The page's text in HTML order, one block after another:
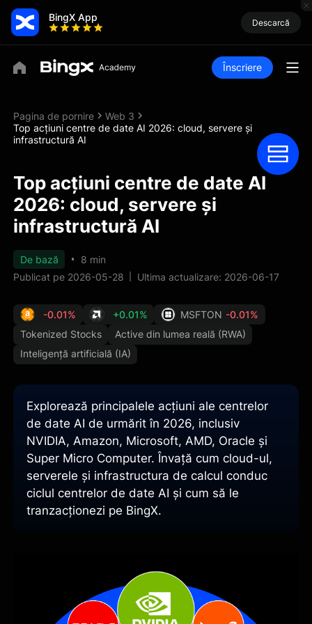
BingX App Descarcă
Înscriere
Pagina de pornire
Web 3
Top acțiuni centre de date AI 2026: cloud, servere și
infrastructură AI
Top acțiuni centre de date AI
2026: cloud, servere și
infrastructură AI
De bază
8 min
Publicat pe 2026-05-28
Ultima actualizare: 2026-06-17
-0.01% +0.01% MSFTON -0.01%
Tokenized Stocks
Active din lumea reală (RWA)
Inteligență artificială (IA)
Explorează principalele acțiuni ale centrelor
de date AI de urmărit în 2026, inclusiv
NVIDIA, Amazon, Microsoft, AMD, Oracle și
Super Micro Computer. Învață cum cloud-ul,
serverele și infrastructura de calcul conduc
ciclul centrelor de date AI și cum să le
tranzacționezi pe BingX.